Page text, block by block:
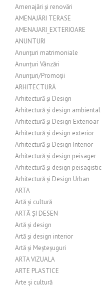
Amenajări și renovări
AMENAJĂRI TERASE
AMENAJARI_EXTERIOARE
ANUNTURI
Anunțuri matrimoniale
Anunțuri Vânzări
Anunțuri/Promoții
ARHITECTURĂ
Arhitectură și Design
Arhitectură și design ambiental
Arhitectură și Design Exterioar
Arhitectură și design exterior
Arhitectură și Design Interior
Arhitectură și design peisager
Arhitectură și design peisagistic
Arhitectură și Design Urban
ARTA
Artă și cultură
ARTĂ ȘI DESEN
Artă și design
Artă și design interior
Artă și Meșteșuguri
ARTA VIZUALA
ARTE PLASTICE
Arte și cultură